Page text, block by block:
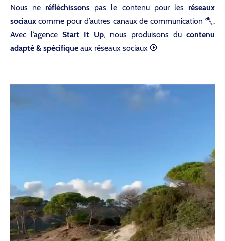
Nous ne réfléchissons pas le contenu pour les réseaux
sociauxcomme pour d’autres canaux de communication 🪓.
Avec l’agence Start It Up, nous produisons du contenu
adapté & spécifiqueaux réseaux sociaux 🧿